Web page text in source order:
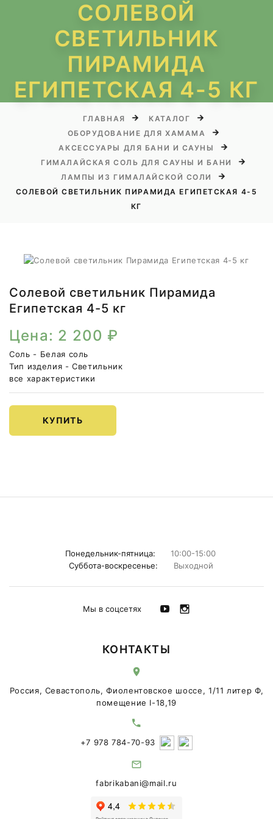
СОЛЕВОЙ
СВЕТИЛЬНИК
ПИРАМИДА
ЕГИПЕТСКАЯ 4-5 КГ
ГЛАВНАЯ
КАТАЛОГ
ОБОРУДОВАНИЕ ДЛЯ ХАМАМА
АКСЕССУАРЫ ДЛЯ БАНИ И САУНЫ
ГИМАЛАЙСКАЯ СОЛЬ ДЛЯ САУНЫ И БАНИ
ЛАМПЫ ИЗ ГИМАЛАЙСКОЙ СОЛИ
СОЛЕВОЙ СВЕТИЛЬНИК ПИРАМИДА ЕГИПЕТСКАЯ 4-5
КГ
Солевой светильник Пирамида
Египетская 4-5 кг
Цена: 2 200 ₽
Соль
Белая соль
Тип изделия
Светильник
все характеристики
КУПИТЬ
Понедельник-пятница:
10:00-15:00
Суббота-воскресенье:
Выходной
Мы в соцсетях
КОНТАКТЫ
Россия, Севастополь, Фиолентовское шоссе, 1/11 литер Ф,
помещение I-18,19
+7 978 784-70-93
fabrikabani@mail.ru